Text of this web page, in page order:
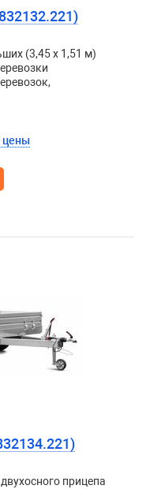
(3,45 х 1,51 м)
цены
прицепа